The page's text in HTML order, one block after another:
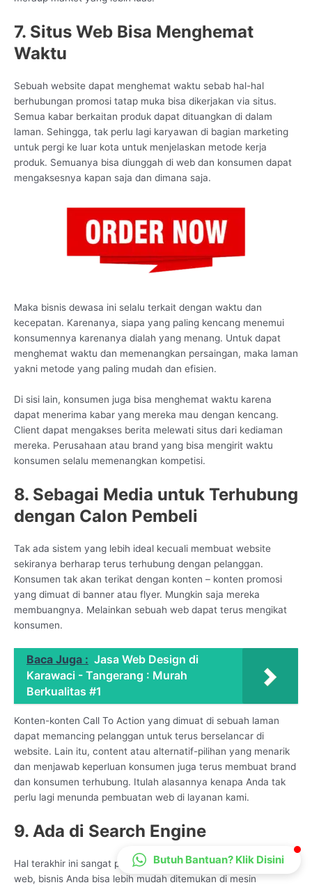
7. Situs Web Bisa Menghemat
Waktu
Sebuah website dapat menghemat waktu sebab hal-hal
berhubungan promosi tatap muka bisa dikerjakan via situs.
Semua kabar berkaitan produk dapat dituangkan di dalam
laman. Sehingga, tak perlu lagi karyawan di bagian marketing
untuk pergi ke luar kota untuk menjelaskan metode kerja
produk. Semuanya bisa diunggah di web dan konsumen dapat
mengaksesnya kapan saja dan dimana saja.
Maka bisnis dewasa ini selalu terkait dengan waktu dan
kecepatan. Karenanya, siapa yang paling kencang menemui
konsumennya karenanya dialah yang menang. Untuk dapat
menghemat waktu dan memenangkan persaingan, maka laman
yakni metode yang paling mudah dan efisien.
Di sisi lain, konsumen juga bisa menghemat waktu karena
dapat menerima kabar yang mereka mau dengan kencang.
Client dapat mengakses berita melewati situs dari kediaman
mereka. Perusahaan atau brand yang bisa mengirit waktu
konsumen selalu memenangkan kompetisi.
8. Sebagai Media untuk Terhubung
dengan Calon Pembeli
Tak ada sistem yang lebih ideal kecuali membuat website
sekiranya berharap terus terhubung dengan pelanggan.
Konsumen tak akan terikat dengan konten – konten promosi
yang dimuat di banner atau flyer. Mungkin saja mereka
membuangnya. Melainkan sebuah web dapat terus mengikat
konsumen.
Baca Juga : Jasa Web Design di
Karawaci - Tangerang : Murah
Berkualitas #1
Konten-konten Call To Action yang dimuat di sebuah laman
dapat memancing pelanggan untuk terus berselancar di
website. Lain itu, content atau alternatif-pilihan yang menarik
dan menjawab keperluan konsumen juga terus membuat brand
dan konsumen terhubung. Itulah alasannya kenapa Anda tak
perlu lagi menunda pembuatan web di layanan kami.
9. Ada di Search Engine
Hal terakhir ini sangat penting karena melalui keberadaan situs
web, bisnis Anda bisa lebih mudah ditemukan di mesin
CS Lenteraweb
Online
Butuh Bantuan? Klik Disini